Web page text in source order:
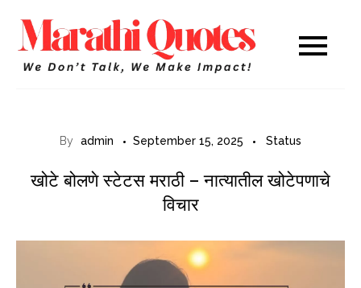
Marathi
WE DON’T TALK,
WE MAKE IMPACT!
By admin September 15, 2025 Status
खोटे बोलणे स्टेटस मराठी – नात्यातील खोटेपणाचे
विचार